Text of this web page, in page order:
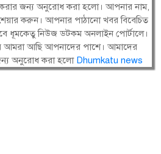
করার জন্য অনুরোধ করা হলো। আপনার নাম,
করুন। আপনার পাঠানো খবর বিবেচিত
ধূমকেতু নিউজ ডটকম অনলাইন পোর্টালে।
আমরা আছি আপনাদের পাশে। আমাদের
অনুরোধ করা হলো Dhumkatu news